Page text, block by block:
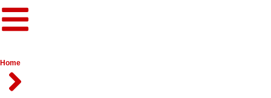
Home